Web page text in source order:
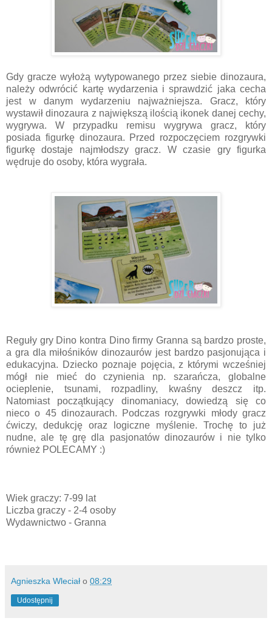
Gdy gracze wyłożą wytypowanego przez siebie dinozaura,
należy odwrócić kartę wydarzenia i sprawdzić jaka cecha
jest w danym wydarzeniu najważniejsza. Gracz, który
wystawił dinozaura z największą ilością ikonek danej cechy,
wygrywa. W przypadku remisu wygrywa gracz, który
posiada figurkę dinozaura. Przed rozpoczęciem rozgrywki
figurkę dostaje najmłodszy gracz. W czasie gry figurka
wędruje do osoby, która wygrała.
Reguły gry Dino kontra Dino firmy Granna są bardzo proste,
a gra dla miłośników dinozaurów jest bardzo pasjonująca i
edukacyjna. Dziecko poznaje pojęcia, z którymi wcześniej
mógł nie mieć do czynienia np. szarańcza, globalne
ocieplenie, tsunami, rozpadliny, kwaśny deszcz itp.
Natomiast początkujący dinomaniacy, dowiedzą się co
nieco o 45 dinozaurach. Podczas rozgrywki młody gracz
ćwiczy, dedukcję oraz logiczne myślenie. Trochę to już
nudne, ale tę grę dla pasjonatów dinozaurów i nie tylko
również POLECAMY :)
Wiek graczy: 7-99 lat
Liczba graczy - 2-4 osoby
Wydawnictwo - Granna
Agnieszka Wleciał o 08:29
Udostępnij